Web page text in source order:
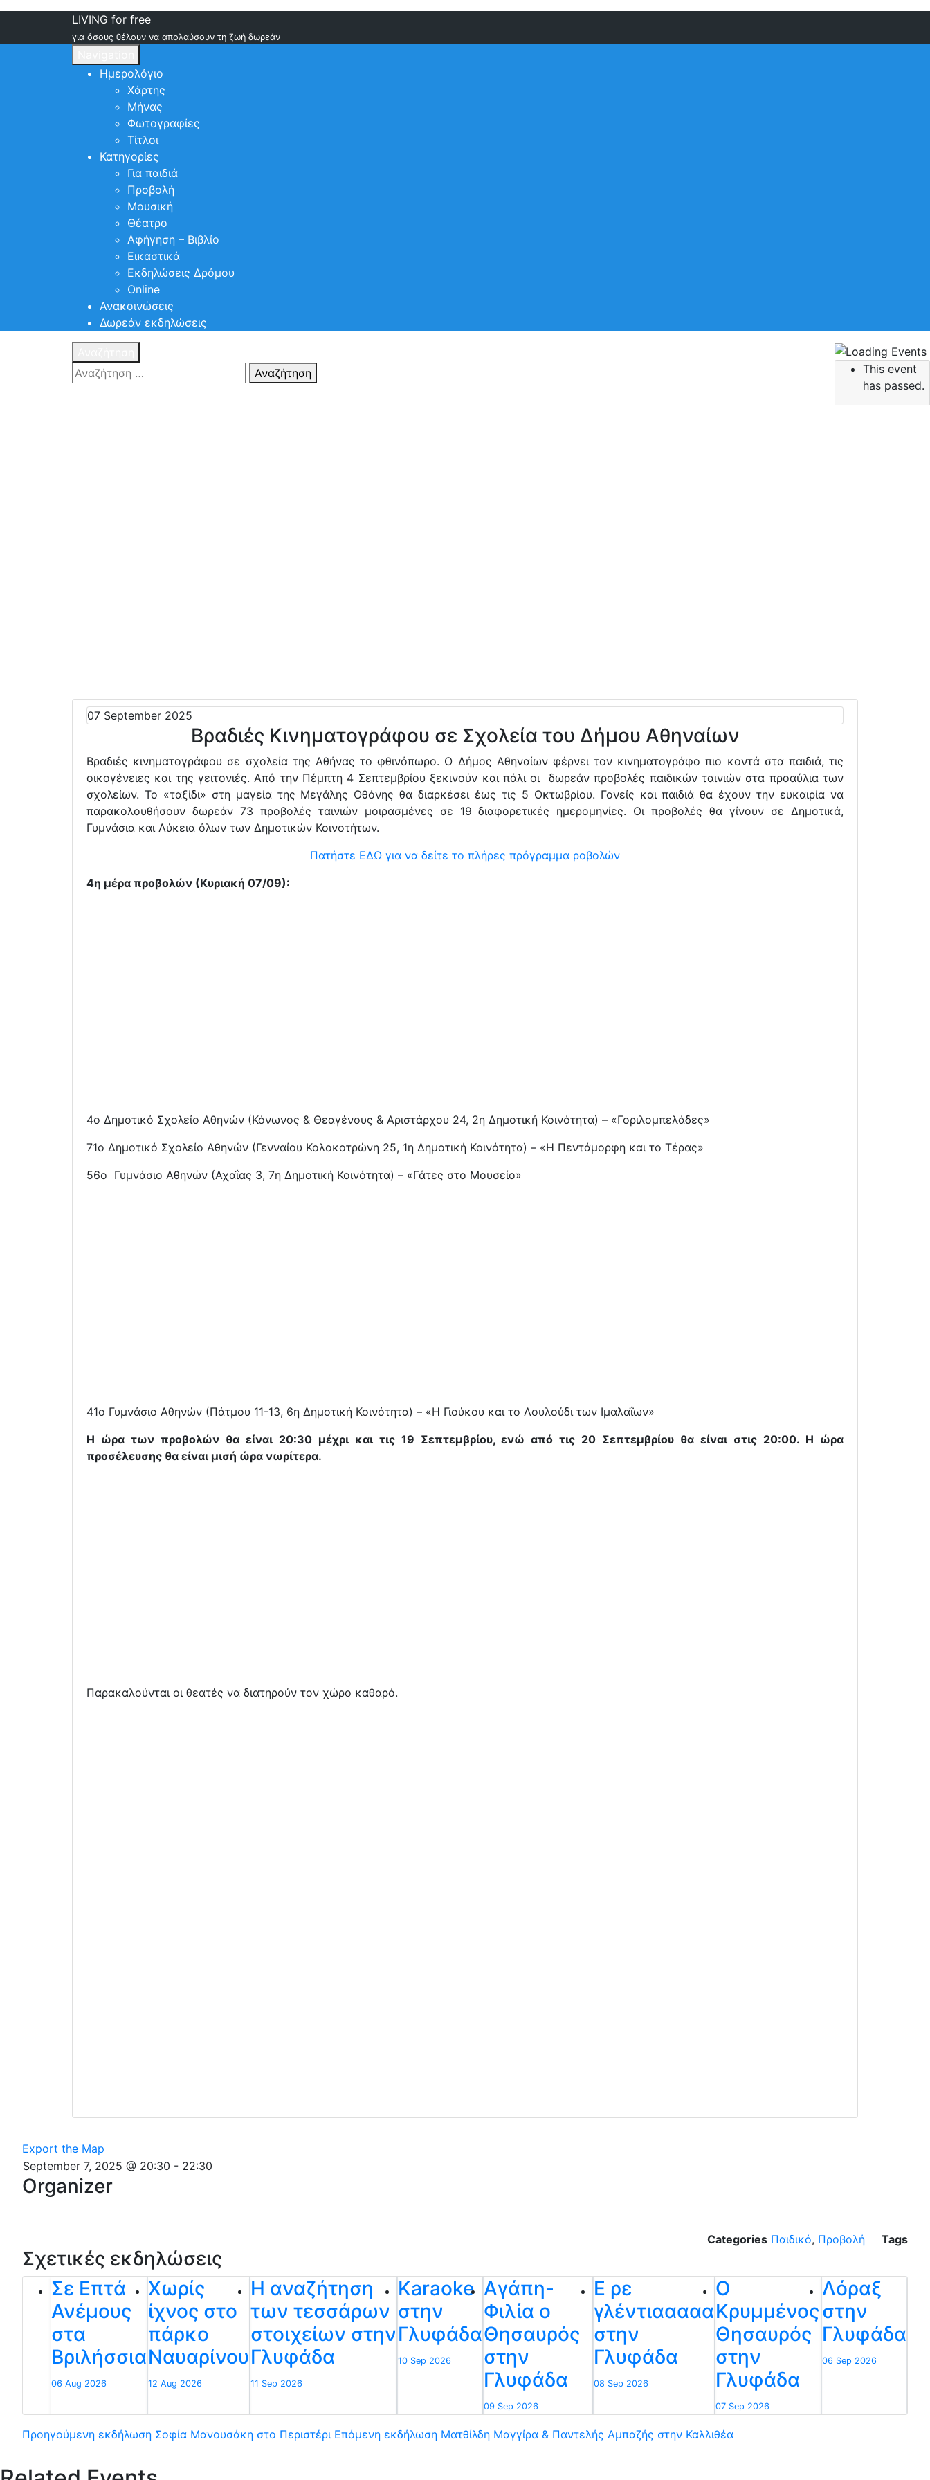
LIVING for free
για όσους θέλουν να απολαύσουν τη ζωή δωρεάν
Ημερολόγιο
Χάρτης
Μήνας
Φωτογραφίες
Τίτλοι
Κατηγορίες
Για παιδιά
Προβολή
Μουσική
Θέατρο
Αφήγηση – Βιβλίο
Εικαστικά
Εκδηλώσεις Δρόμου
Online
Ανακοινώσεις
Δωρεάν εκδηλώσεις
Αναζήτηση
This event
has passed.
07 September 2025
Βραδιές Κινηματογράφου σε Σχολεία του Δήμου Αθηναίων
Βραδιές κινηματογράφου σε σχολεία της Αθήνας το φθινόπωρο. Ο Δήμος Αθηναίων φέρνει τον κινηματογράφο πιο κοντά στα παιδιά, τις
οικογένειες και της γειτονιές. Από την Πέμπτη 4 Σεπτεμβρίου ξεκινούν και πάλι οι δωρεάν προβολές παιδικών ταινιών στα προαύλια των
σχολείων. Το «ταξίδι» στη μαγεία της Μεγάλης Οθόνης θα διαρκέσει έως τις 5 Οκτωβρίου. Γονείς και παιδιά θα έχουν την ευκαιρία να
παρακολουθήσουν δωρεάν 73 προβολές ταινιών μοιρασμένες σε 19 διαφορετικές ημερομηνίες. Οι προβολές θα γίνουν σε Δημοτικά,
Γυμνάσια και Λύκεια όλων των Δημοτικών Κοινοτήτων.
Πατήστε ΕΔΩ για να δείτε το πλήρες πρόγραμμα ροβολών
4η μέρα προβολών (Κυριακή 07/09):
4ο Δημοτικό Σχολείο Αθηνών (Κόνωνος & Θεαγένους & Αριστάρχου 24, 2η Δημοτική Κοινότητα) – «Γοριλομπελάδες»
71ο Δημοτικό Σχολείο Αθηνών (Γενναίου Κολοκοτρώνη 25, 1η Δημοτική Κοινότητα) – «Η Πεντάμορφη και το Τέρας»
56ο Γυμνάσιο Αθηνών (Αχαΐας 3, 7η Δημοτική Κοινότητα) – «Γάτες στο Μουσείο»
41ο Γυμνάσιο Αθηνών (Πάτμου 11-13, 6η Δημοτική Κοινότητα) – «Η Γιούκου και το Λουλούδι των Ιμαλαΐων»
Η ώρα των προβολών θα είναι 20:30 μέχρι και τις 19 Σεπτεμβρίου, ενώ από τις 20 Σεπτεμβρίου θα είναι στις 20:00. Η ώρα
προσέλευσης θα είναι μισή ώρα νωρίτερα.
Παρακαλούνται οι θεατές να διατηρούν τον χώρο καθαρό.
Export the Map
September 7, 2025 @ 20:30 - 22:30
Organizer
Categories Παιδικό, Προβολή Tags
Σχετικές εκδηλώσεις
Σε Επτά
Ανέμους
στα
Βριλήσσια
06 Aug 2026
Χωρίς
ίχνος στο
πάρκο
Ναυαρίνου
12 Aug 2026
Η αναζήτηση
των τεσσάρων
στοιχείων στην
Γλυφάδα
11 Sep 2026
Karaoke
στην
Γλυφάδα
10 Sep 2026
Αγάπη-
Φιλία ο
Θησαυρός
στην
Γλυφάδα
09 Sep 2026
Ε ρε
γλέντιααααα
στην
Γλυφάδα
08 Sep 2026
Ο
Κρυμμένος
Θησαυρός
στην
Γλυφάδα
07 Sep 2026
Λόραξ
στην
Γλυφάδα
06 Sep 2026
Προηγούμενη εκδήλωση Σοφία Μανουσάκη στο Περιστέρι Επόμενη εκδήλωση Ματθίλδη Μαγγίρα & Παντελής Αμπαζής στην Καλλιθέα